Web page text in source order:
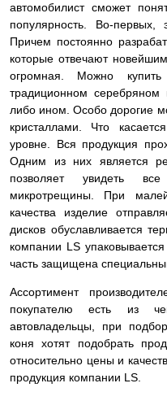
автомобилист сможет
популярность. Во-
Причем постоянно
которые отвечают
огромная. Можно
традиционном
либо ином. Особо дорогие
кристаллами. Что
уровне. Вся продукция
Одним из них является
позволяет увидеть
микротрещины. При
качества изделие
дисков обуславливается
компании LS
часть защищена
Ассортимент
покупателю есть из
автовладельцы, при
коня хотят подобрать
относительно цены и
продукция компании LS.